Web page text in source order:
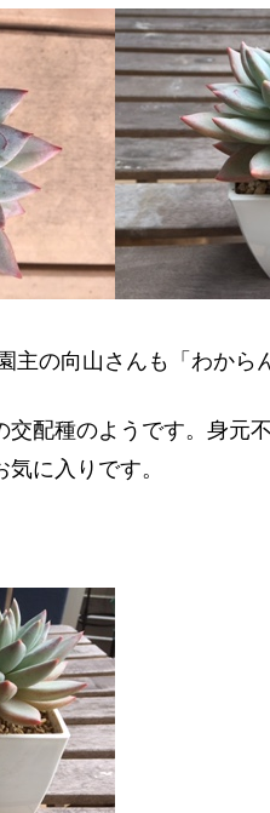
主の向山さんも「わから
交配種のようです。身元
に入りです。